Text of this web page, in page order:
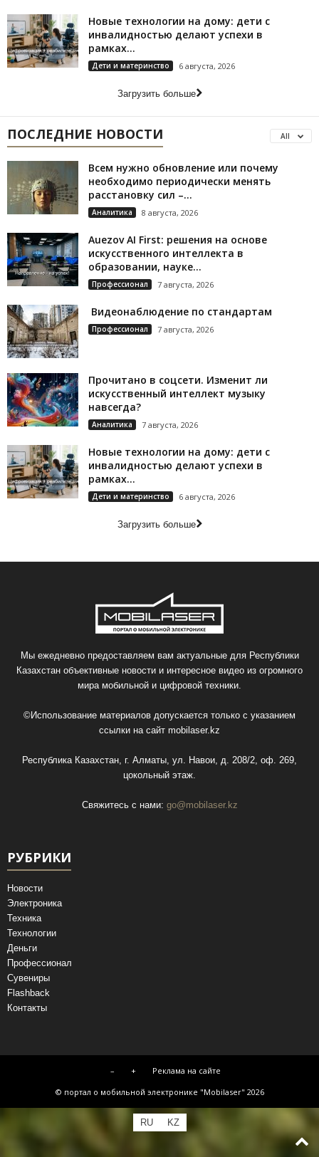
Новые технологии на дому: дети с
инвалидностью делают успехи в
рамках...
Дети и материнство 6 августа, 2026
Загрузить больше
ПОСЛЕДНИЕ НОВОСТИ All
Всем нужно обновление или почему
необходимо периодически менять
расстановку сил –...
Аналитика 8 августа, 2026
Auezov AI First: решения на основе
искусственного интеллекта в
образовании, науке...
Профессионал 7 августа, 2026
Видеонаблюдение по стандартам
Профессионал 7 августа, 2026
Прочитано в соцсети. Изменит ли
искусственный интеллект музыку
навсегда?
Аналитика 7 августа, 2026
Новые технологии на дому: дети с
инвалидностью делают успехи в
рамках...
Дети и материнство 6 августа, 2026
Загрузить больше
Мы ежедневно предоставляем вам актуальные для Республики
Казахстан объективные новости и интересное видео из огромного
мира мобильной и цифровой техники.
©Использование материалов допускается только с указанием
ссылки на сайт mobilaser.kz
Республика Казахстан, г. Алматы, ул. Навои, д. 208/2, оф. 269,
цокольный этаж.
Свяжитесь с нами: go@mobilaser.kz
РУБРИКИ
Новости
Электроника
Техника
Технологии
Деньги
Профессионал
Сувениры
Flashback
Контакты
– +
Реклама на сайте
© портал о мобильной электронике "Mobilaser" 2026
RU KZ